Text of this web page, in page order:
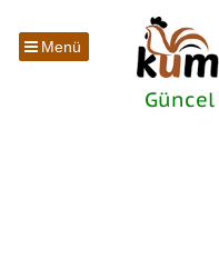
Menü
Güncel